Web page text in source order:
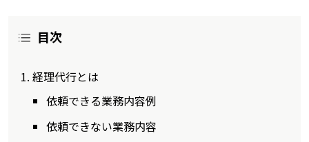
目次
経理代行とは
依頼できる業務内容例
依頼できない業務内容